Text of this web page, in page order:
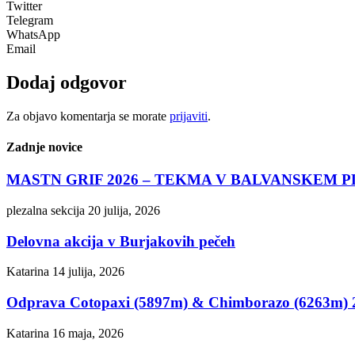
Twitter
Telegram
WhatsApp
Email
Dodaj odgovor
Za objavo komentarja se morate prijaviti.
Zadnje novice
MASTN GRIF 2026 – TEKMA V BALVANSKEM
plezalna sekcija 20 julija, 2026
Delovna akcija v Burjakovih pečeh
Katarina 14 julija, 2026
Odprava Cotopaxi (5897m) & Chimborazo (6263m)
Katarina 16 maja, 2026